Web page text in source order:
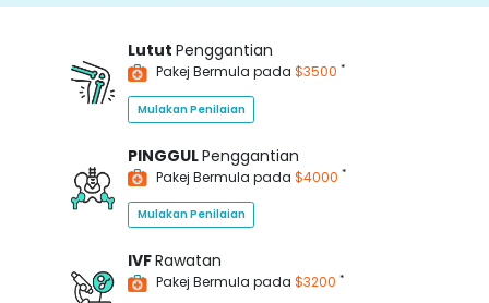
Lutut Penggantian
Pakej Bermula pada $3500 *
Mulakan Penilaian
PINGGULPenggantian
Pakej Bermula pada $4000 *
Mulakan Penilaian
IVFRawatan
Pakej Bermula pada $3200 *